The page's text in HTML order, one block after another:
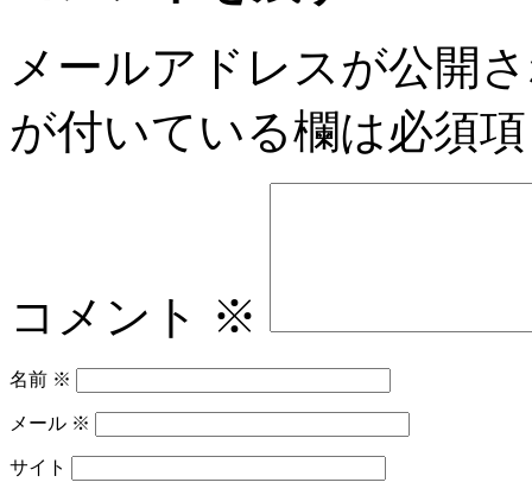
メールアドレスが公開
が付いている欄は必須
コメント ※
名前 ※
メール ※
サイト